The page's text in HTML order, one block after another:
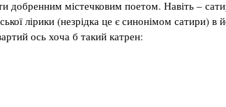
добренним містечковим поетом. Навіть –
лірики (незрідка це є синонімом сатири) в
ось хоча б такий катрен: